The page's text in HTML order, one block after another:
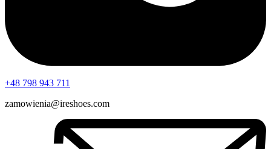
+48 798 943 711
zamowienia@ireshoes.com